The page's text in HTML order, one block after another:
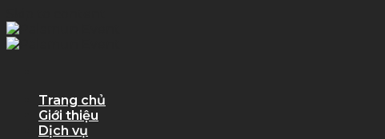
Trang chủ
Giới thiệu
Dịch vụ